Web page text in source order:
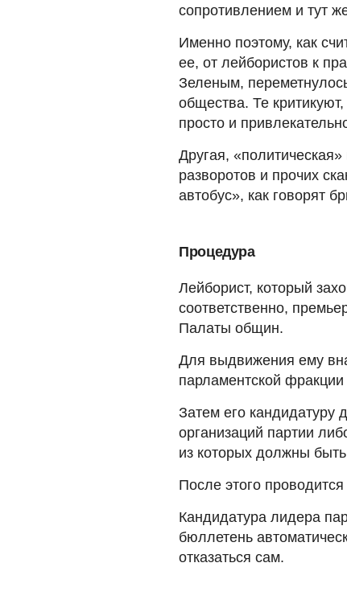
сопротивлением и тут
Именно поэтому, как
ее, от лейбористов к
Зеленым,
общества. Те
просто и
Другая,
разворотов и прочих
автобус», как говорят
Процедура
Лейборист, который
соответственно,
Палаты общин.
Для выдвижения ему
парламентской
Затем его
организаций партии
из которых должны
После этого
Кандидатура лидера
бюллетень
отказаться сам.